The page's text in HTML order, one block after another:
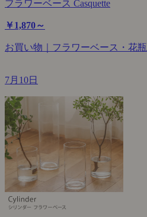
フラワーベース Casquette
￥1,870～
お買い物｜フラワーベース・花瓶
7月10日